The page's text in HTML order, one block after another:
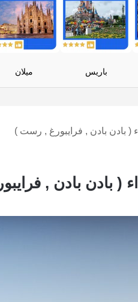
باريس ميلان
( بادن بادن , فرايبورغ , رست )
( بادن بادن ,